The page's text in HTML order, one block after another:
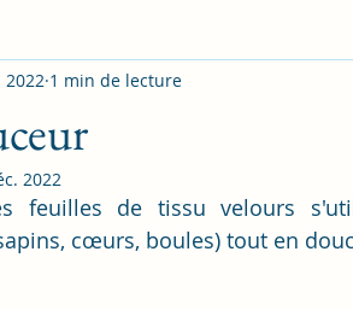
Modelage Pâques
2022 1 min de lecture
2022
feuilles de tissu velours
cœurs, boules) tout en